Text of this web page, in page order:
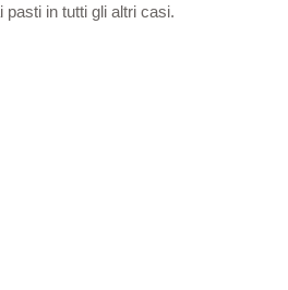
in tutti gli altri casi.